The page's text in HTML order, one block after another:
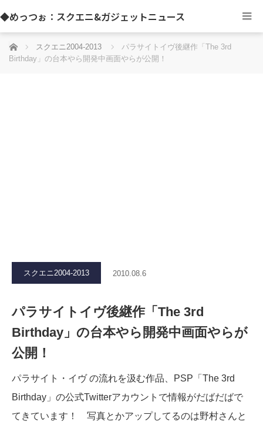
◆めっつぉ：スクエニ&ガジェットニュース
ホーム スクエニ2004-2013
パラサイトイヴ後継作「The 3rd
Birthday」の台本やら開発中画面やらが公開！
スクエニ2004-2013 2010.08.6
パラサイトイヴ後継作「The 3rd
Birthday」の台本やら開発中画面やらが
公開！
パラサイト・イヴ の流れを汲む作品、PSP「The 3rd
Birthday」の公式Twitterアカウントで情報がだばだばで
てきています！ 写真とかアップしてるのは野村さんと